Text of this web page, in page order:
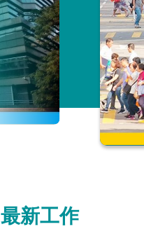
最新工作